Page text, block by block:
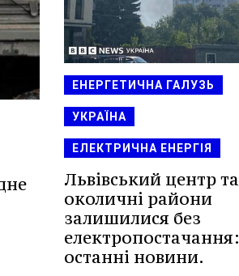
ЕНЕРГЕТИЧНА ГАЛУЗЬ
УКРАЇНА
ЕЛЕКТРИЧНА ЕНЕРГІЯ
Львівський центр та
околичні райони
залишилися без
електропостачання:
останні новини.